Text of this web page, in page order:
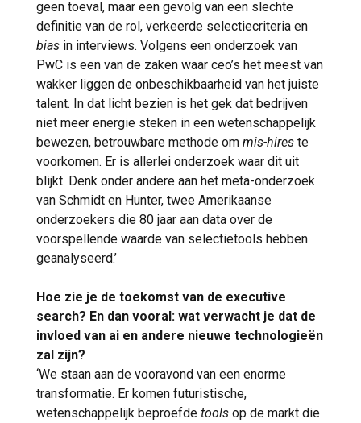
geen toeval, maar een gevolg van een slechte
definitie van de rol, verkeerde selectiecriteria en
bias in interviews. Volgens een onderzoek van
PwC is een van de zaken waar ceo’s het meest van
wakker liggen de onbeschikbaarheid van het juiste
talent. In dat licht bezien is het gek dat bedrijven
niet meer energie steken in een wetenschappelijk
bewezen, betrouwbare methode om mis-hires te
voorkomen. Er is allerlei onderzoek waar dit uit
blijkt. Denk onder andere aan het meta-onderzoek
van Schmidt en Hunter, twee Amerikaanse
onderzoekers die 80 jaar aan data over de
voorspellende waarde van selectietools hebben
geanalyseerd.’
Hoe zie je de toekomst van de executive
search? En dan vooral: wat verwacht je dat de
invloed van ai en andere nieuwe technologieën
zal zijn?
‘We staan aan de vooravond van een enorme
transformatie. Er komen futuristische,
wetenschappelijk beproefde tools op de markt die